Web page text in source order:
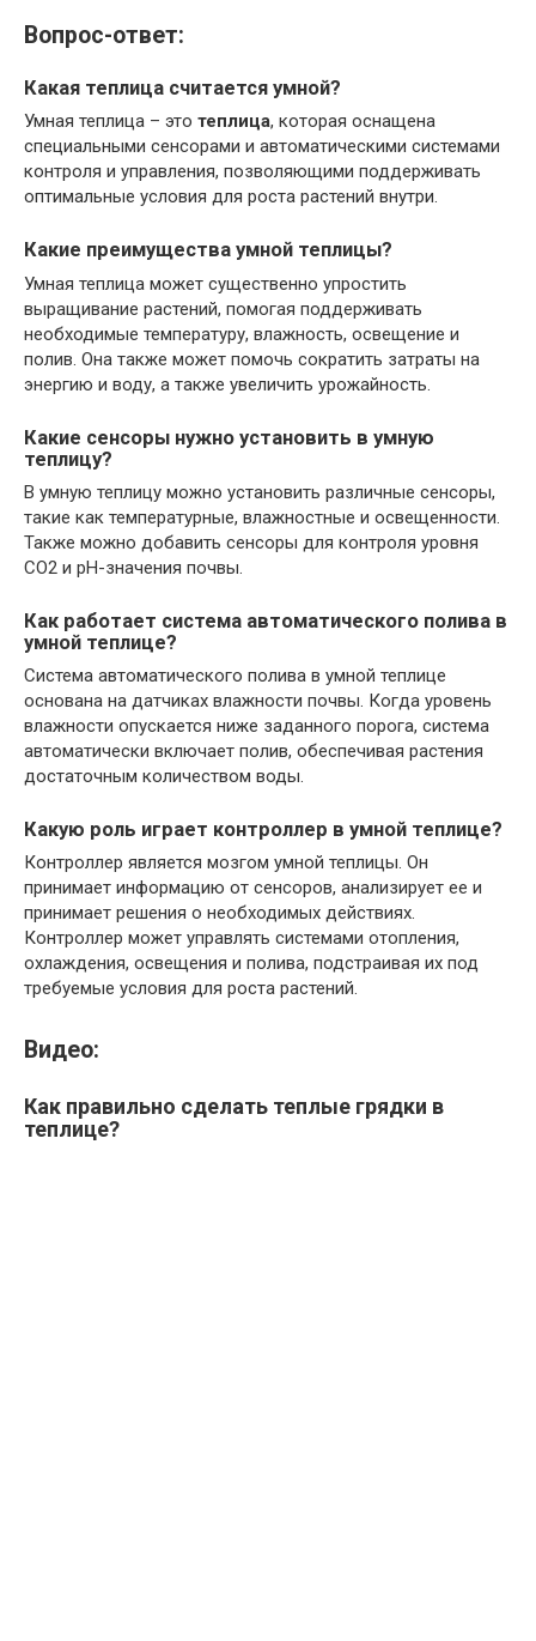
Вопрос-ответ:
Какая теплица считается умной?
Умная теплица – это теплица, которая оснащена
специальными сенсорами и автоматическими системами
контроля и управления, позволяющими поддерживать
оптимальные условия для роста растений внутри.
Какие преимущества умной теплицы?
Умная теплица может существенно упростить
выращивание растений, помогая поддерживать
необходимые температуру, влажность, освещение и
полив. Она также может помочь сократить затраты на
энергию и воду, а также увеличить урожайность.
Какие сенсоры нужно установить в умную
теплицу?
В умную теплицу можно установить различные сенсоры,
такие как температурные, влажностные и освещенности.
Также можно добавить сенсоры для контроля уровня
CO2 и pH-значения почвы.
Как работает система автоматического полива в
умной теплице?
Система автоматического полива в умной теплице
основана на датчиках влажности почвы. Когда уровень
влажности опускается ниже заданного порога, система
автоматически включает полив, обеспечивая растения
достаточным количеством воды.
Какую роль играет контроллер в умной теплице?
Контроллер является мозгом умной теплицы. Он
принимает информацию от сенсоров, анализирует ее и
принимает решения о необходимых действиях.
Контроллер может управлять системами отопления,
охлаждения, освещения и полива, подстраивая их под
требуемые условия для роста растений.
Видео:
Как правильно сделать теплые грядки в
теплице?